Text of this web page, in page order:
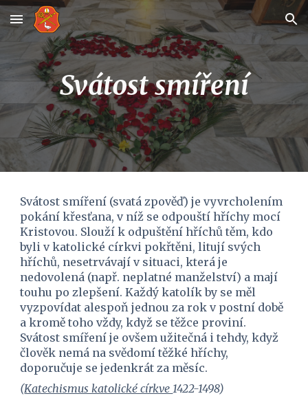
Skip to main content Skip to navigation
Svátost smíření
Svátost smíření (svatá zpověď) je vyvrcholením
pokání křesťana, v níž se odpouští hříchy mocí
Kristovou. Slouží k odpuštění hříchů těm, kdo
byli v katolické církvi pokřtěni, litují svých
hříchů, nesetrvávají v situaci, která je
nedovolená (např. neplatné manželství) a mají
touhu po zlepšení. Každý katolík by se měl
vyzpovídat alespoň jednou za rok v postní době
a kromě toho vždy, když se těžce proviní.
Svátost smíření je ovšem užitečná i tehdy, když
člověk nemá na svědomí těžké hříchy,
doporučuje se jedenkrát za měsíc.
(Katechismus katolické církve 1422-1498)